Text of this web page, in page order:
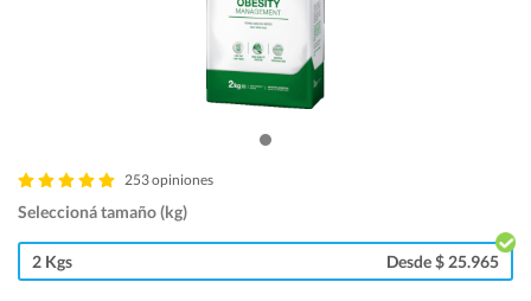
253 opiniones
Seleccioná tamaño (kg)
2 Kgs Desde $ 25.965